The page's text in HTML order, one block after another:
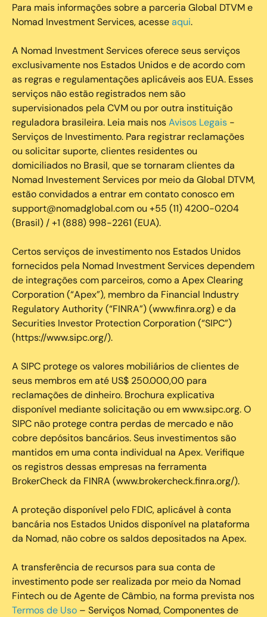
Para mais informações sobre a parceria Global DTVM e
Nomad Investment Services, acesseaqui.
A Nomad Investment Services oferece seus serviços
exclusivamente nos Estados Unidos e de acordo com
as regras e regulamentações aplicáveis aos EUA. Esses
serviços não estão registrados nem são
supervisionados pela CVM ou por outra instituição
reguladora brasileira. Leia mais nosAvisos Legais -
Serviços de Investimento. Para registrar reclamações
ou solicitar suporte, clientes residentes ou
domiciliados no Brasil, que se tornaram clientes da
Nomad Investement Services por meio da Global DTVM,
estão convidados a entrar em contato conosco em
support@nomadglobal.com ou +55 (11) 4200-0204
(Brasil) / +1 (888) 998-2261 (EUA).
Certos serviços de investimento nos Estados Unidos
fornecidos pela Nomad Investment Services dependem
de integrações com parceiros, como a Apex Clearing
Corporation (“Apex”), membro da Financial Industry
Regulatory Authority (“FINRA”) (www.finra.org) e da
Securities Investor Protection Corporation (“SIPC”)
(https://www.sipc.org/).
A SIPC protege os valores mobiliários de clientes de
seus membros em até US$ 250.000,00 para
reclamações de dinheiro. Brochura explicativa
disponível mediante solicitação ou em www.sipc.org. O
SIPC não protege contra perdas de mercado e não
cobre depósitos bancários. Seus investimentos são
mantidos em uma conta individual na Apex. Verifique
os registros dessas empresas na ferramenta
BrokerCheck da FINRA (www.brokercheck.finra.org/).
A proteção disponível pelo FDIC, aplicável à conta
bancária nos Estados Unidos disponível na plataforma
da Nomad, não cobre os saldos depositados na Apex.
A transferência de recursos para sua conta de
investimento pode ser realizada por meio da Nomad
Fintech ou de Agente de Câmbio, na forma prevista nos
Termos de Uso – Serviços Nomad, Componentes de